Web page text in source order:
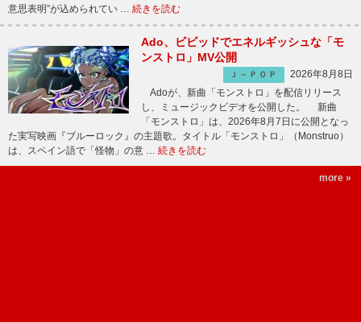
意思表明”が込められてい … 続きを読む
Ado、ビビッドでエネルギッシュな「モ
ンストロ」MV公開
Ｊ－ＰＯＰ
2026年8月8日
Adoが、新曲「モンストロ」を配信リリース
し、ミュージックビデオを公開した。 新曲
「モンストロ」は、2026年8月7日に公開となっ
た実写映画『ブルーロック』の主題歌。タイトル「モンストロ」（Monstruo）
は、スペイン語で「怪物」の意 … 続きを読む
more »